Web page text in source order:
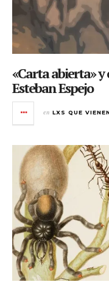
«Carta abierta»
Esteban Espejo
en LXS QUE